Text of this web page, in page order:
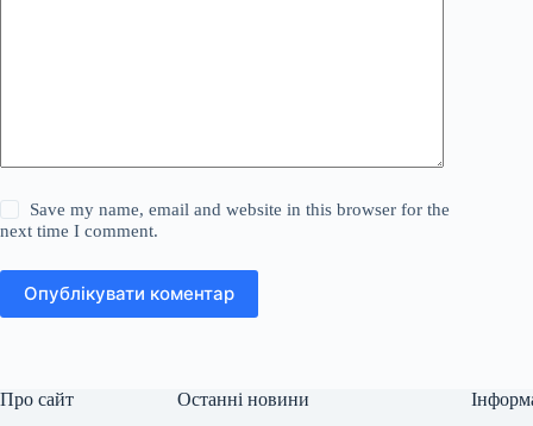
Save my name, email and website in this browser for the
next time I comment.
Опублікувати коментар
Про сайт Останні новини